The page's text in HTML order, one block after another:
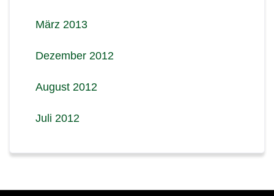
März 2013
Dezember 2012
August 2012
Juli 2012